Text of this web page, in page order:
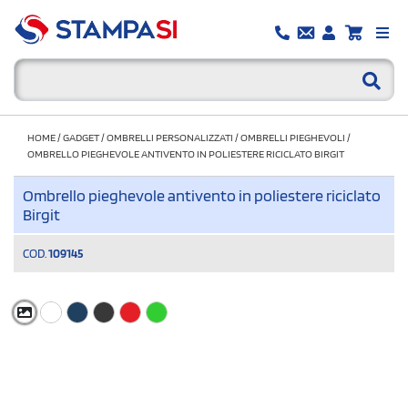
HOME/GADGET/OMBRELLI PERSONALIZZATI /OMBRELLI PIEGHEVOLI /
OMBRELLO PIEGHEVOLE ANTIVENTO IN POLIESTERE RICICLATO BIRGIT
Ombrello pieghevole antivento in poliestere riciclato
Birgit
COD. 109145